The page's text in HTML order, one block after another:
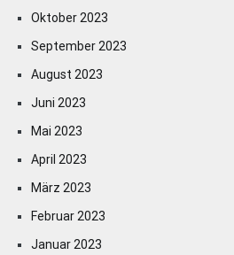
Oktober 2023
September 2023
August 2023
Juni 2023
Mai 2023
April 2023
März 2023
Februar 2023
Januar 2023